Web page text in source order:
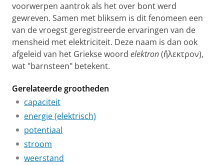
voorwerpen aantrok als het over bont werd
gewreven. Samen met bliksem is dit fenomeen een
van de vroegst geregistreerde ervaringen van de
mensheid met elektriciteit. Deze naam is dan ook
afgeleid van het Griekse woord elektron(ἤλεκτρον)‚
wat "barnsteen" betekent.
Gerelateerde grootheden
capaciteit
energie (elektrisch)
potentiaal
stroom
weerstand